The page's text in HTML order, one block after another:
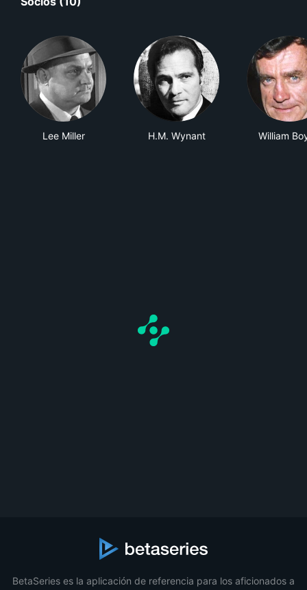
Lee Miller H.M. Wynant William
BetaSeries es la aplicación de referencia para los aficionados a